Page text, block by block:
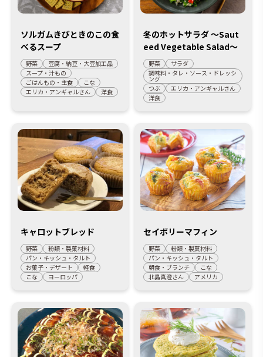
ソルガムきびときのこの食
べるスープ
野菜
豆腐・納豆・大豆加工品
スープ・汁もの
ごはんもの・主食
こな
エリカ・アンギャルさん
洋食
冬のホットサラダ ～Saut
eed Vegetable Salad～
野菜
サラダ
調味料・タレ・ソース・ドレッシ
ング
つぶ
エリカ・アンギャルさん
洋食
キャロットブレッド
野菜
粉類・製菓材料
パン・キッシュ・タルト
お菓子・デザート
軽食
こな
ヨーロッパ
セイボリーマフィン
野菜
粉類・製菓材料
パン・キッシュ・タルト
朝食・ブランチ
こな
北島真澄さん
アメリカ